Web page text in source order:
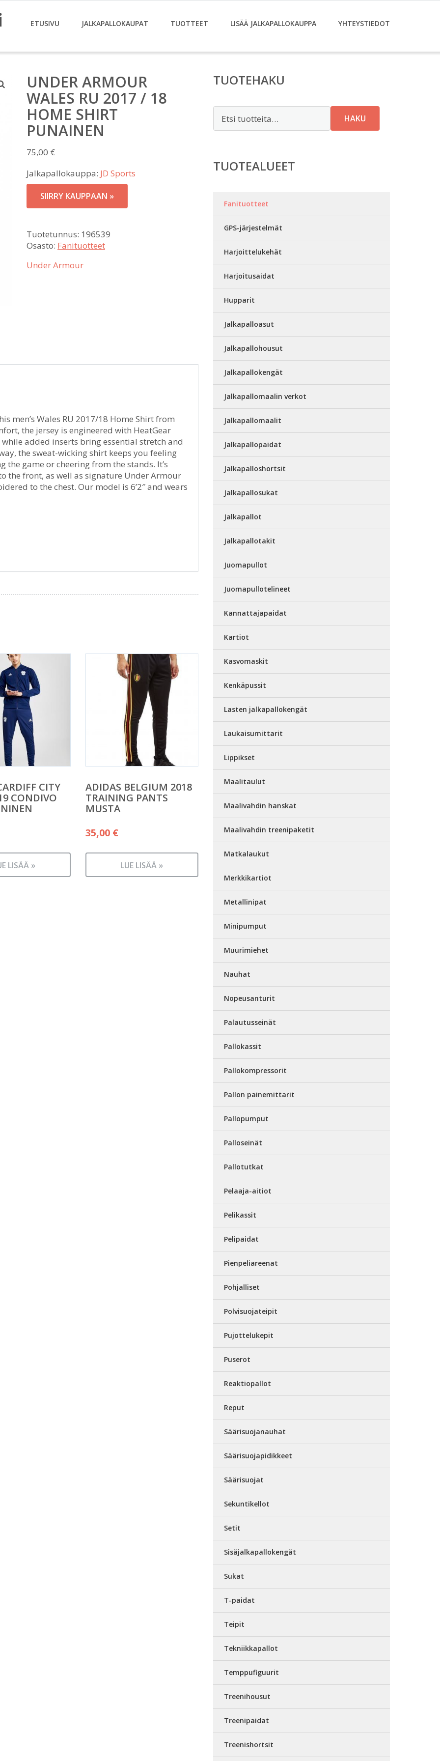
ETUSIVU JALKAPALLOKAUPAT TUOTTEET LISÄÄ JALKAPALLOKAUPPA YHTEYSTIEDOT
UNDER ARMOUR
WALES RU 2017 / 18
HOME SHIRT
PUNAINEN
75,00 €
Jalkapallokauppa: JD Sports
SIIRRY KAUPPAAN »
Tuotetunnus: 196539
Osasto: Fanituotteet
Under Armour
men’s Wales RU 2017/18 Home Shirt from
the jersey is engineered with HeatGear
added inserts bring essential stretch and
the sweat-wicking shirt keeps you feeling
game or cheering from the stands. It’s
the front, as well as signature Under Armour
to the chest. Our model is 6’2″ and wears
CITY
CONDIVO
LISÄÄ »
ADIDAS BELGIUM 2018
TRAINING PANTS
MUSTA
35,00 €
LUE LISÄÄ »
TUOTEHAKU
HAKU
TUOTEALUEET
Fanituotteet
GPS-järjestelmät
Harjoittelukehät
Harjoitusaidat
Hupparit
Jalkapalloasut
Jalkapallohousut
Jalkapallokengät
Jalkapallomaalin verkot
Jalkapallomaalit
Jalkapallopaidat
Jalkapalloshortsit
Jalkapallosukat
Jalkapallot
Jalkapallotakit
Juomapullot
Juomapullotelineet
Kannattajapaidat
Kartiot
Kasvomaskit
Kenkäpussit
Lasten jalkapallokengät
Laukaisumittarit
Lippikset
Maalitaulut
Maalivahdin hanskat
Maalivahdin treenipaketit
Matkalaukut
Merkkikartiot
Metallinipat
Minipumput
Muurimiehet
Nauhat
Nopeusanturit
Palautusseinät
Pallokassit
Pallokompressorit
Pallon painemittarit
Pallopumput
Palloseinät
Pallotutkat
Pelaaja-aitiot
Pelikassit
Pelipaidat
Pienpeliareenat
Pohjalliset
Polvisuojateipit
Pujottelukepit
Puserot
Reaktiopallot
Reput
Säärisuojanauhat
Säärisuojapidikkeet
Säärisuojat
Sekuntikellot
Setit
Sisäjalkapallokengät
Sukat
T-paidat
Teipit
Tekniikkapallot
Temppufiguurit
Treenihousut
Treenipaidat
Treenishortsit